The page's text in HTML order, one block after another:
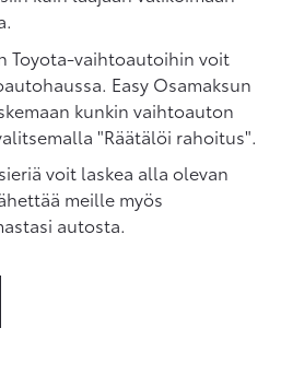
Toyota-vaihtoautoihin voit
Easy Osamaksun
kunkin vaihtoauton
"Räätälöi rahoitus".
voit laskea alla olevan
meille myös
autosta.